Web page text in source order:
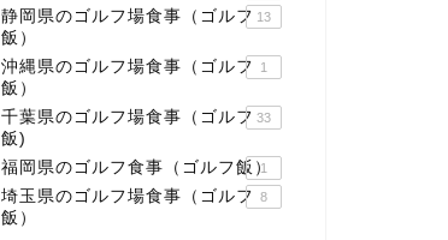
静岡県のゴルフ場食事（ゴルフ
飯）
13
沖縄県のゴルフ場食事（ゴルフ
飯）
1
千葉県のゴルフ場食事（ゴルフ
飯)
33
福岡県のゴルフ食事（ゴルフ飯）1
埼玉県のゴルフ場食事（ゴルフ
飯）
8